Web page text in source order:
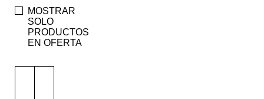
MOSTRAR
SOLO
PRODUCTOS
EN OFERTA